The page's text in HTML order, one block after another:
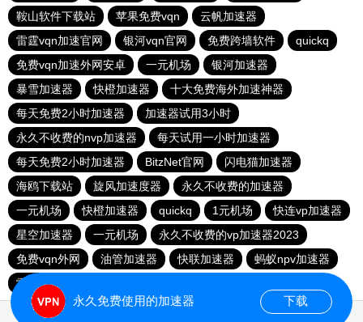
鞍山软件下载站
苹果免费vqn
云帆加速器
雷霆vqn加速官网
银河vqn官网 免费跨墙软件
quickq
免费vqn加速外网安卓
一元机场
银河加速器
暴雪加速器
快橙加速器
十大免费海外加速神器
每天免费2小时加速器
加速器试用3小时
永久不收费的nvp加速器
每天试用一小时加速器
每天免费2小时加速器
BitzNet官网
闪电猫加速器
海鸥下载站
旋风加速度器
永久不收费的加速器
一元机场
快橙加速器 quickq 1元机场
快连vp加速器
星空加速器
一元机场
永久不收费的vp加速器2023
免费vqn外网
油管加速器 快联加速器
蚂蚁npv加速器
雷霆每天免费2小时
永久免费使用的加速器 下载